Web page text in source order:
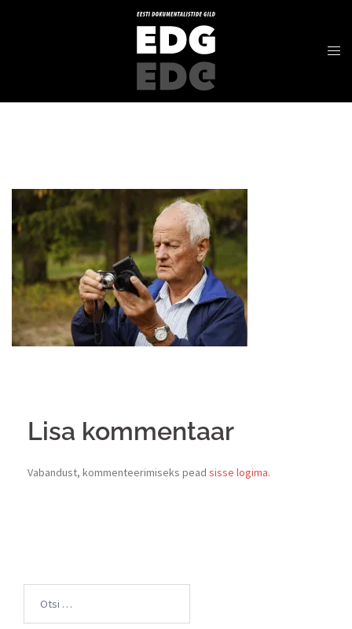
Lisa kommentaar
Vabandust, kommenteerimiseks pead sisse logima.